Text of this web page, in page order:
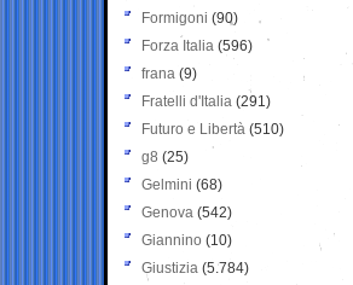
Formigoni (90)
Forza Italia (596)
frana (9)
Fratelli d'Italia (291)
Futuro e Libertà (510)
g8 (25)
Gelmini (68)
Genova (542)
Giannino (10)
Giustizia (5.784)